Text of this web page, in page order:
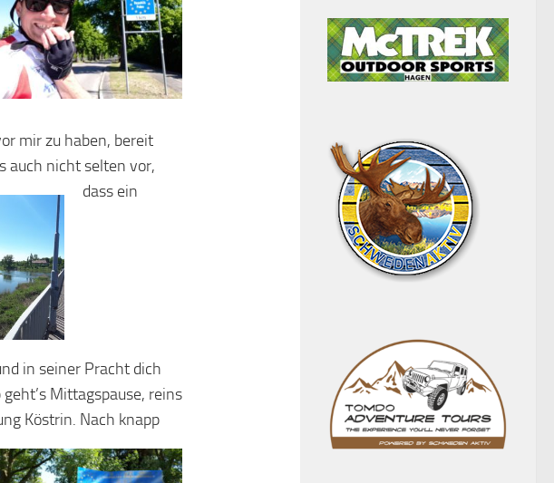
mir zu haben, bereit
auch nicht selten vor,
dass ein
in seiner Pracht dich
Mittagspause, reins
Köstrin. Nach knapp